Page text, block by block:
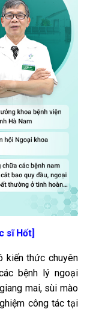
sĩ Hốt]
kiến thức chuyên
bệnh lý ngoại
mai, sùi mào
công tác tại